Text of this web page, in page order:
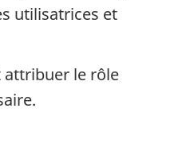
utilisatrices et
attribuer le rôle